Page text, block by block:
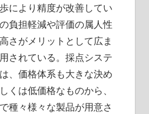
により精度が改善してい
負担軽減や評価の属人性
さがメリットとして広ま
されている。採点システ
、価格体系も大きな決め
くは低価格なものから、
種々様々な製品が用意さ